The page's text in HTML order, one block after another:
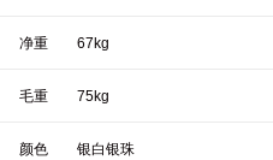
净重 67kg
毛重 75kg
颜色 银白银珠